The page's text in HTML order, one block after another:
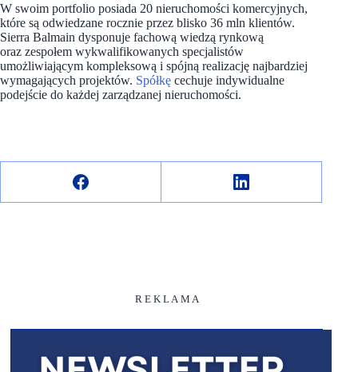
W swoim portfolio posiada 20 nieruchomości komercyjnych,
które są odwiedzane rocznie przez blisko 36 mln klientów.
Sierra Balmain dysponuje fachową wiedzą rynkową
oraz zespołem wykwalifikowanych specjalistów
umożliwiającym kompleksową i spójną realizację najbardziej
wymagających projektów. Spółkę cechuje indywidualne
podejście do każdej zarządzanej nieruchomości.
R E K L A M A